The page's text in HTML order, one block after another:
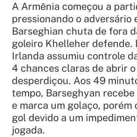
A Armênia começou a
pressionando o adversário
Barseghian chuta de fora
goleiro Khelleher defende.
Irlanda assumiu controle
4 chances claras de abrir
desperdiçou. Aos 49
tempo, Barseghyan recebe
e marca um golaço, porém
gol devido a um
jogada.